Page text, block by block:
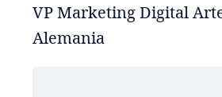
VP Marketing Digital
Alemania